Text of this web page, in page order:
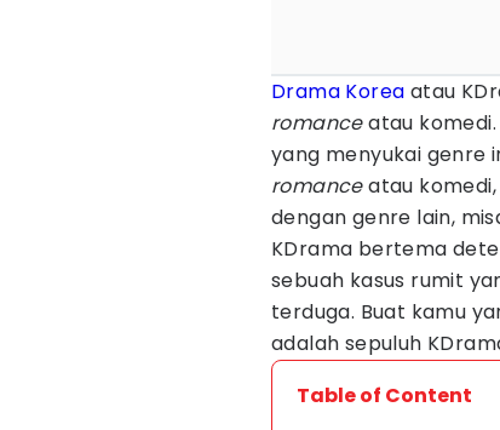
Drama Korea atau
romanceatau
yang menyukai genre
romanceatau komedi,
dengan genre lain,
KDrama bertema
sebuah kasus rumit
terduga. Buat kamu
adalah sepuluh
Table of Content